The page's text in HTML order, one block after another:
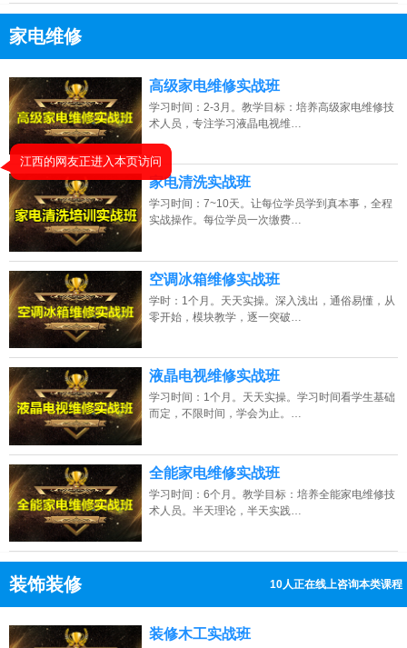
家电维修
点击免费咨询电话：13807313137
高级家电维修实战班
学习时间：2-3月。教学目标：培养高级家电维修技
术人员，专注学习液晶电视维…
家电清洗实战班
学习时间：7~10天。让每位学员学到真本事，全程
实战操作。每位学员一次缴费…
空调冰箱维修实战班
学时：1个月。天天实操。深入浅出，通俗易懂，从
零开始，模块教学，逐一突破…
液晶电视维修实战班
学习时间：1个月。天天实操。学习时间看学生基础
而定，不限时间，学会为止。…
全能家电维修实战班
学习时间：6个月。教学目标：培养全能家电维修技
术人员。半天理论，半天实践…
装饰装修 5人正在线上咨询本类课程
点击免费咨询电话：13807313137
装修木工实战班